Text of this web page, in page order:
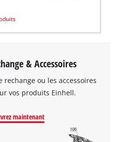
& Accessoires
rechange ou les accessoires
vos produits Einhell.
maintenant